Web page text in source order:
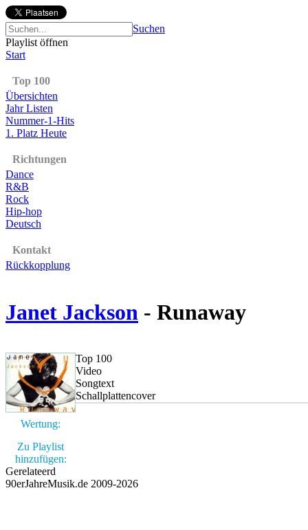
Suchen
Playlist öffnen
Start
Top 100
Übersichten
Jahr Listen
Nummer-1-Hits
1. Platz Heute
Richtungen
Dance
R&B
Rock
Hip-hop
Deutsch
Kontakt
Rückkopplung
Janet Jackson - Runaway
Wertung:
Zu Playlist
hinzufügen:
Top 100
Video
Songtext
Schallplattencover
Gerelateerd
90erJahreMusik.de 2009-2026